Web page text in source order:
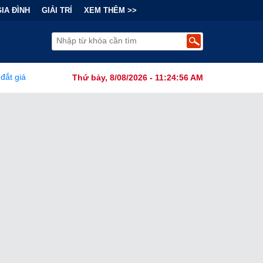
ĐÌNH GIẢI TRÍ XEM THÊM >>
Thứ bảy, 8/08/2026 - 11:24:58 AM
Tài Chính Đằng Sau "Cơn Sốt" Trà Sữa Nhượng Quyền: Lợi Nhuận